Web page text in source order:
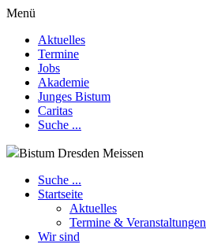
Menü
Aktuelles
Termine
Jobs
Akademie
Junges Bistum
Caritas
Suche ...
Bistum Dresden Meissen
Suche ...
Startseite
Aktuelles
Termine & Veranstaltungen
Wir sind